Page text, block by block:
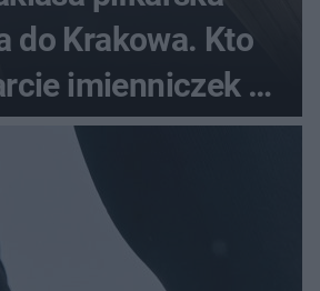
do Krakowa. Kto
imienniczek na
stadionie